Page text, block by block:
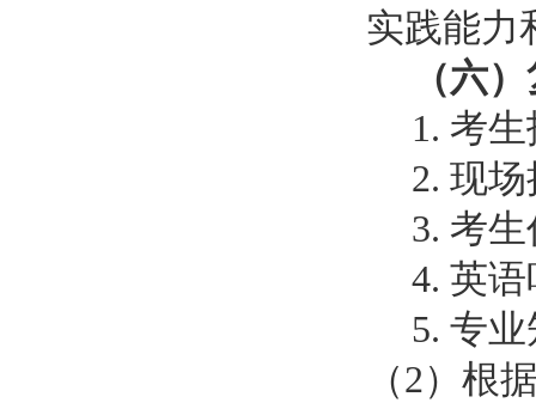
实践能力
（六）
1. 考
2. 现
3. 考
4. 英
5. 专
（2）根